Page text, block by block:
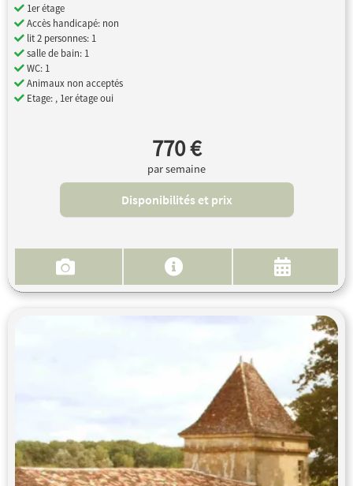
1er étage
Accès handicapé: non
lit 2 personnes: 1
salle de bain: 1
WC: 1
Animaux non acceptés
Etage: , 1er étage oui
770 €
par semaine
Disponibilités et prix